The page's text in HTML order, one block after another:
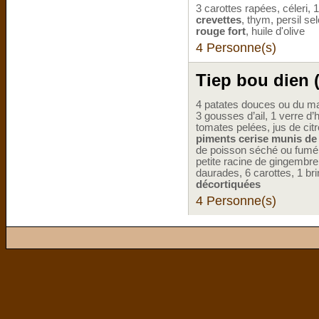
3 carottes rapées, céleri,
crevettes, thym, persil
rouge fort, huile d'olive
4 Personne(s)
Tiep bou dien
4 patates douces ou du
3 gousses d’ail, 1 verre
tomates pelées, jus de
piments cerise munis
de poisson séché ou
petite racine de
daurades, 6 carottes, 1
décortiquées
4 Personne(s)